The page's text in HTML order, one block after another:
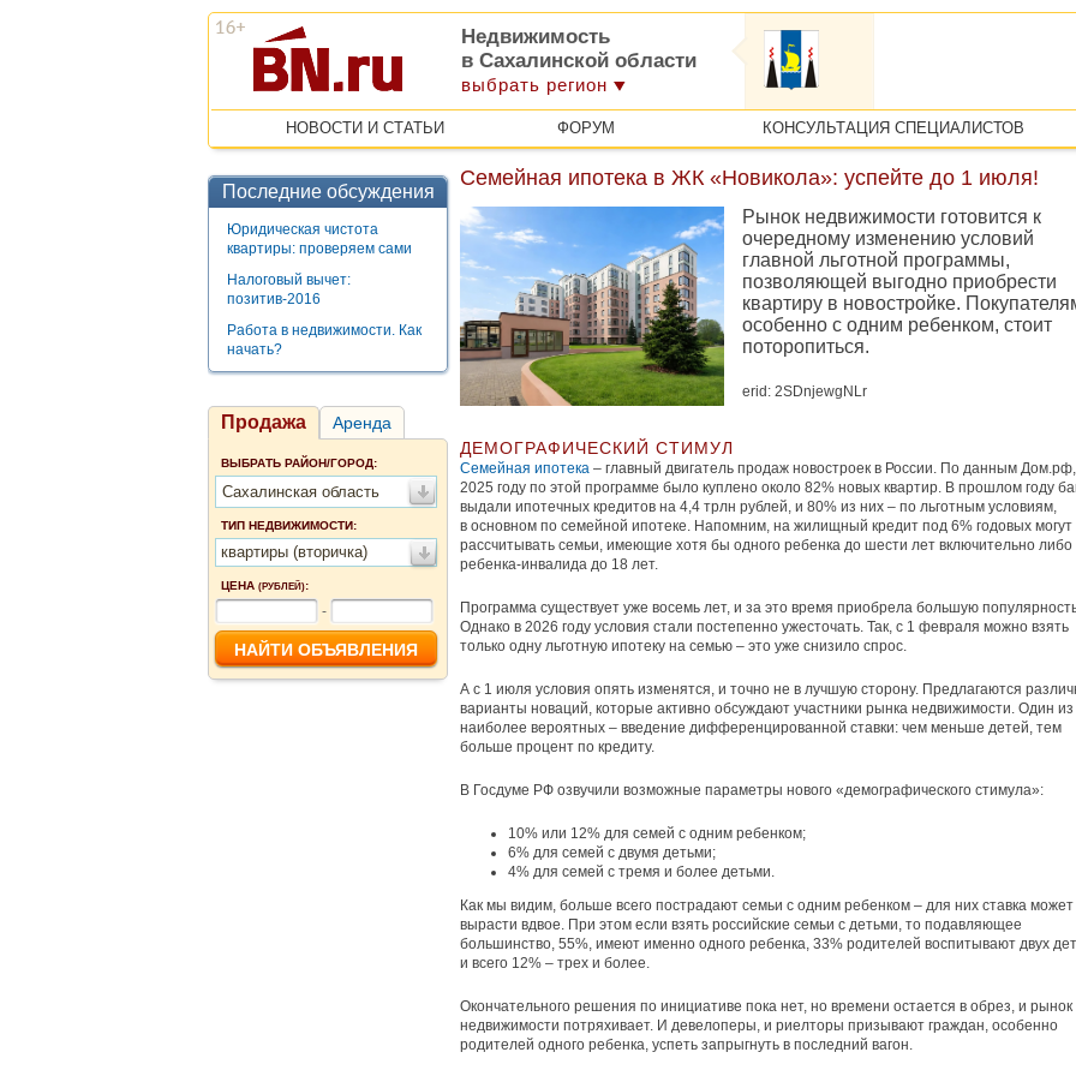
Недвижимость
в Сахалинской области
выбрать регион
НОВОСТИ И СТАТЬИ ФОРУМ КОНСУЛЬТАЦИЯ СПЕЦИАЛИСТОВ
Последние обсуждения
Юридическая чистота
квартиры: проверяем сами
Налоговый вычет:
позитив-2016
Работа в недвижимости. Как
начать?
Продажа Аренда
ВЫБРАТЬ РАЙОН/ГОРОД:
Сахалинская область
ТИП НЕДВИЖИМОСТИ:
квартиры (вторичка)
ЦЕНА (РУБЛЕЙ):
-
Семейная ипотека в ЖК «Новикола»: успейте до 1 июля!
Рынок недвижимости готовится к
очередному изменению условий
главной льготной программы,
позволяющей выгодно приобрести
квартиру в новостройке.
особенно с одним ребенком, стоит
поторопиться.
erid: 2SDnjewgNLr
ДЕМОГРАФИЧЕСКИЙ СТИМУЛ
Семейная ипотека – главный двигатель продаж новостроек в России. По данным
2025 году по этой программе было куплено около 82% новых квартир. В прошлом году
выдали ипотечных кредитов на 4,4 трлн рублей, и 80% из них – по льготным условиям,
в основном по семейной ипотеке. Напомним, на жилищный кредит под 6% годовых могут
рассчитывать семьи, имеющие хотя бы одного ребенка до шести лет включительно либо
ребенка-инвалида до 18 лет.
Программа существует уже восемь лет, и за это время приобрела большую
Однако в 2026 году условия стали постепенно ужесточать. Так, с 1 февраля можно взять
только одну льготную ипотеку на семью – это уже снизило спрос.
А с 1 июля условия опять изменятся, и точно не в лучшую сторону. Предлагаются
варианты новаций, которые активно обсуждают участники рынка недвижимости. Один из
наиболее вероятных – введение дифференцированной ставки: чем меньше детей, тем
больше процент по кредиту.
В Госдуме РФ озвучили возможные параметры нового «демографического стимула»:
10% или 12% для семей с одним ребенком;
6% для семей с двумя детьми;
4% для семей с тремя и более детьми.
Как мы видим, больше всего пострадают семьи с одним ребенком – для них ставка может
вырасти вдвое. При этом если взять российские семьи с детьми, то подавляющее
большинство, 55%, имеют именно одного ребенка, 33% родителей воспитывают двух
и всего 12% – трех и более.
Окончательного решения по инициативе пока нет, но времени остается в обрез, и рынок
недвижимости потряхивает. И девелоперы, и риелторы призывают граждан, особенно
родителей одного ребенка, успеть запрыгнуть в последний вагон.